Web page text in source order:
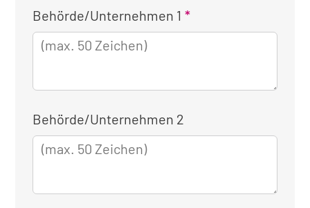
Kontaktinformationen
für
die
Behörde/Unternehmen 1
Behörde/Unternehmen 2